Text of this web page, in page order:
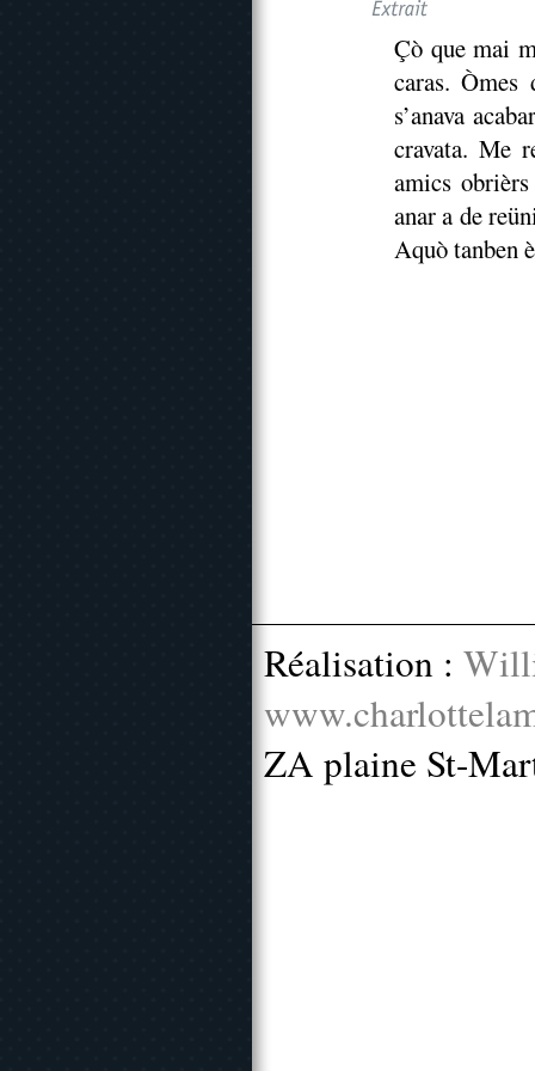
Çò que mai
caras. Òmes
s’anava
cravata. Me
amics
anar a de
Aquò tanben
Réalisation :
ZA plaine St-